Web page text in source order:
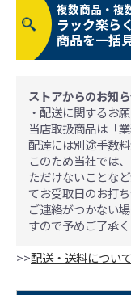
複数商品・複
ラック楽ら
商品を一括
ストアからのお知
・配送に関するお
当店取扱商品は「
配達には別途手数
このため当社では
ただけないことな
てお受取日のお打
ご連絡がつかない
すので予めご了承く
>>配送・送料について